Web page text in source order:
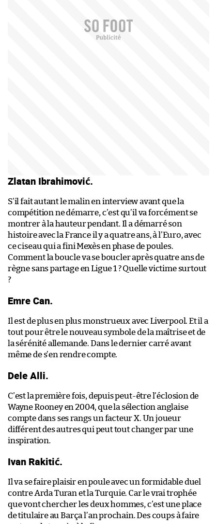
Zlatan Ibrahimović.
S’il fait autant le malin en interview avant que la
compétition ne démarre, c’est qu’il va forcément se
montrer à la hauteur pendant. Il a démarré son
histoire avec la France il y a quatre ans, à l’Euro, avec
ce ciseau qui a fini Mexès en phase de poules.
Comment la boucle va se boucler après quatre ans de
règne sans partage en Ligue 1 ? Quelle victime surtout
?
Emre Can.
Il est de plus en plus monstrueux avec Liverpool. Et il a
tout pour être le nouveau symbole de la maîtrise et de
la sérénité allemande. Dans le dernier carré avant
même de s’en rendre compte.
Dele Alli.
C’est la première fois, depuis peut-être l’éclosion de
Wayne Rooney en 2004, que la sélection anglaise
compte dans ses rangs un facteur X. Un joueur
différent des autres qui peut tout changer par une
inspiration.
Ivan Rakitić.
Il va se faire plaisir en poule avec un formidable duel
contre Arda Turan et la Turquie. Car le vrai trophée
que vont chercher les deux hommes, c’est une place
de titulaire au Barça l’an prochain. Des coups à faire